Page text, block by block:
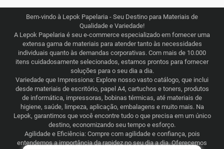
Bem-vindo à Lepok Papelaria - Seu Destino para Materiais de
Qualidade e Variedade!
A Lepok Papelaria é seu e-commerce especializado em fornecer uma
extensa gama de materiais para atender tanto às necessidades
individuais quanto às demandas corporativas. Com mais de 10.000
itens cuidadosamente selecionados, estamos prontos para fornecer
soluções para o seu dia a dia.
Variedade que Impressiona: Explore nosso vasto catálogo, que inclui
desde materiais de escritório, papel A4, cartuchos e toners, produtos
de informática, impressoras, bobinas térmicas, até materiais de
higiene, saúde, limpeza, aplicação, embalagens e muito mais. Na
Lepok, garantimos que você encontre tudo o que precisa em um único
destino, economizando seu tempo e esforço.
Agilidade e Eficiência: Compre com agilidade e confiança, pois
entendemos a importância da rapidez no seu dia a dia. Oferecemos